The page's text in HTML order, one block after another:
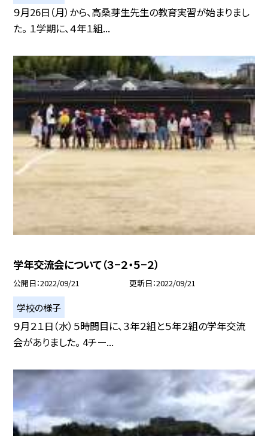
９月26日（月）から、高桑芽生先生の教育実習が始まりまし
た。 １学期に、４年１組...
学年交流会について（３−２・５−２）
公開日 2022/09/21 更新日 2022/09/21
学校の様子
９月２１日（水）５時間目に、３年２組と５年２組の学年交流
会がありました。 4チー...